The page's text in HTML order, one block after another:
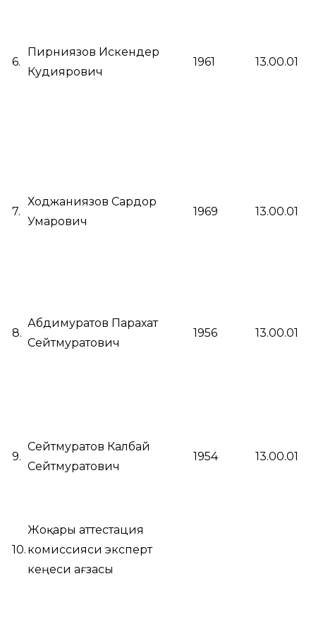
6.
Пирниязов Искендер
Кудиярович
1961 13.00.01
7.
Ходжаниязов Сардор
Умарович
1969 13.00.01
8.
Абдимуратов Парахат
Сейтмуратович
1956 13.00.01
9.
Сейтмуратов Калбай
Сейтмуратович
1954 13.00.01
10.
Жоқары аттестация
комиссияси эксперт
кеңеси ағзасы